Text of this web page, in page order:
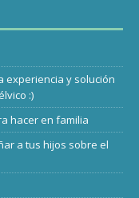
experiencia y solución
:)
hacer en familia
a tus hijos sobre el